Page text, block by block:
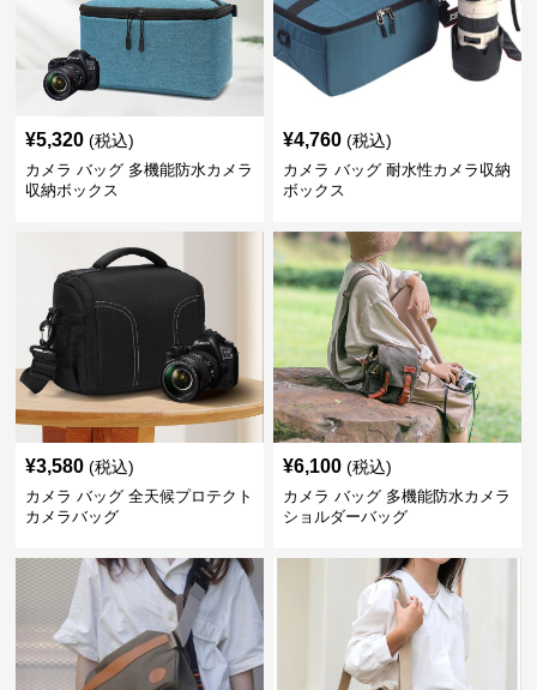
¥5,320 (税込)
カメラ バッグ 多機能防水カメラ
収納ボックス
¥4,760 (税込)
カメラ バッグ 耐水性カメラ収納
ボックス
¥3,580 (税込)
カメラ バッグ 全天候プロテクト
カメラバッグ
¥6,100 (税込)
カメラ バッグ 多機能防水カメラ
ショルダーバッグ